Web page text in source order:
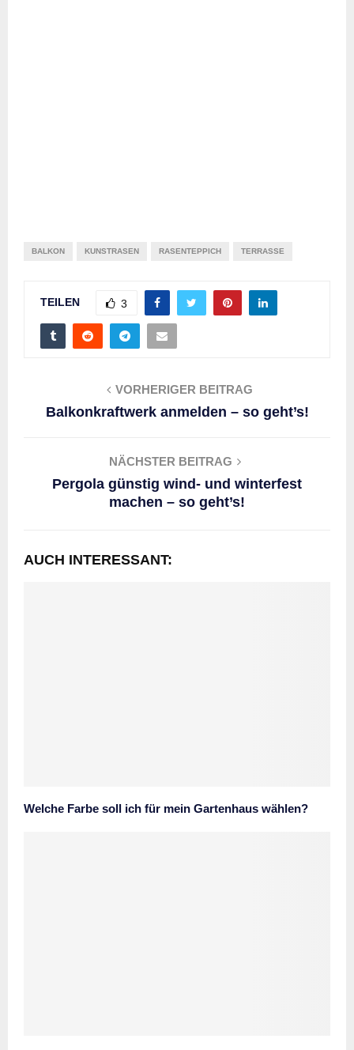
BALKON KUNSTRASEN RASENTEPPICH TERRASSE
TEILEN 3
VORHERIGER BEITRAG
Balkonkraftwerk anmelden – so geht’s!
NÄCHSTER BEITRAG
Pergola günstig wind- und winterfest
machen – so geht’s!
AUCH INTERESSANT:
Welche Farbe soll ich für mein Gartenhaus wählen?